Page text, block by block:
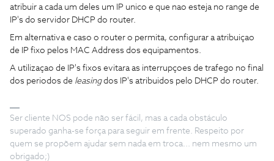
atribuir a cada um deles um IP unico e que nao esteja no range de
IP's do servidor DHCP do router.
Em alternativa e caso o router o permita, configurar a atribuiçao
de IP fixo pelos MAC Address dos equipamentos.
A utilizaçao de IP's fixos evitara as interrupçoes de trafego no final
dos periodos de leasingdos IP's atribuidos pelo DHCP do router.
Ser cliente NOS pode não ser fácil, mas a cada obstáculo
superado ganha-se força para seguir em frente. Respeito por
quem se propõem ajudar sem nada em troca... nem mesmo um
obrigado;)